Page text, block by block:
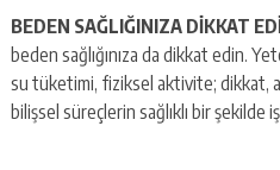
BEDEN SAĞLIĞINIZA DİKKAT
beden sağlığınıza da dikkat edin.
su tüketimi, fiziksel aktivite; dikkat,
bilişsel süreçlerin sağlıklı bir şekilde